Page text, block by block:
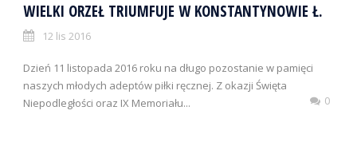
WIELKI ORZEŁ TRIUMFUJE W KONSTANTYNOWIE Ł.
12 lis 2016
Dzień 11 listopada 2016 roku na długo pozostanie w pamięci
naszych młodych adeptów piłki ręcznej. Z okazji Święta
Niepodległości oraz IX Memoriału...
0